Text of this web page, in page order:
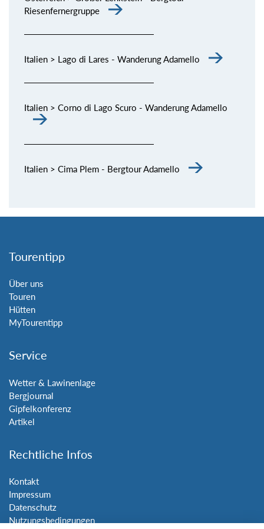
Riesenfernergruppe
Italien > Lago di Lares - Wanderung Adamello
Italien > Corno di Lago Scuro - Wanderung Adamello
Italien > Cima Plem - Bergtour Adamello
Tourentipp
Über uns
Touren
Hütten
MyTourentipp
Service
Wetter & Lawinenlage
Bergjournal
Gipfelkonferenz
Artikel
Rechtliche Infos
Kontakt
Impressum
Datenschutz
Nutzungsbedingungen